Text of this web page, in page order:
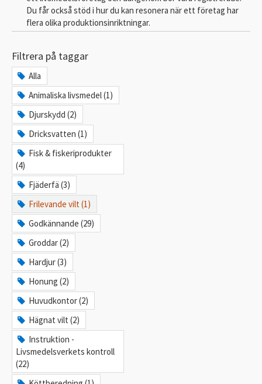
Du får också stöd i hur du kan resonera när ett företag har
flera olika produktionsinriktningar.
Filtrera på taggar
Alla
Animaliska livsmedel (1)
Djurskydd (2)
Dricksvatten (1)
Fisk & fiskeriprodukter
(4)
Fjäderfä (3)
Frilevande vilt (1)
Godkännande (29)
Groddar (2)
Hardjur (3)
Honung (2)
Huvudkontor (2)
Hägnat vilt (2)
Instruktion -
Livsmedelsverkets kontroll
(22)